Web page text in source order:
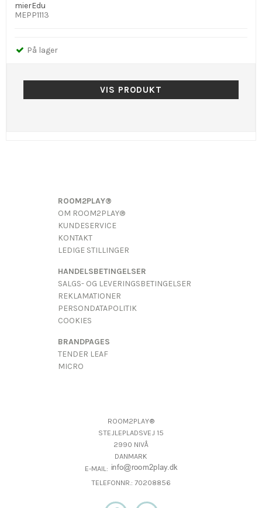
mierEdu
MEPP1113
På lager
VIS PRODUKT
ROOM2PLAY®
OM ROOM2PLAY®
KUNDESERVICE
KONTAKT
LEDIGE STILLINGER
HANDELSBETINGELSER
SALGS- OG LEVERINGSBETINGELSER
REKLAMATIONER
PERSONDATAPOLITIK
COOKIES
BRANDPAGES
TENDER LEAF
MICRO
ROOM2PLAY®
STEJLEPLADSVEJ 15
2990 NIVÅ
DANMARK
E-MAIL:
TELEFONNR.: 70208856